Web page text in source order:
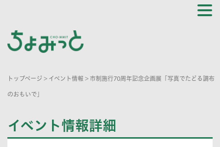
トップページ > イベント情報 > 市制施行70周年記念企画展「写真でたどる調布
のおもいで」
イベント情報詳細